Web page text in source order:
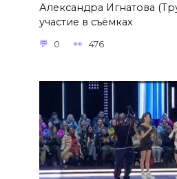
Александра Игнатова
участие в съёмках
0 476